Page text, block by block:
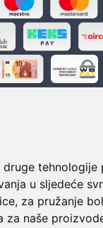
tehnologije
u sljedeće
, za pružanje
za naše
Sigurno
Do 24 rata